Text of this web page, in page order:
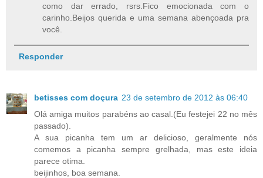
como dar errado, rsrs.Fico emocionada com o
carinho.Beijos querida e uma semana abençoada pra
você.
Responder
betisses com doçura 23 de setembro de 2012 às 06:40
Olá amiga muitos parabéns ao casal.(Eu festejei 22 no mês
passado).
A sua picanha tem um ar delicioso, geralmente nós
comemos a picanha sempre grelhada, mas este ideia
parece otima.
beijinhos, boa semana.